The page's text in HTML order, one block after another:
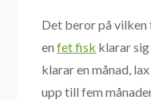
Det beror på vilken
enfet fisk klarar
klarar en månad,
upp till fem